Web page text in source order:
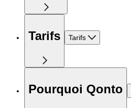
Tarifs Tarifs
Pourquoi Qonto